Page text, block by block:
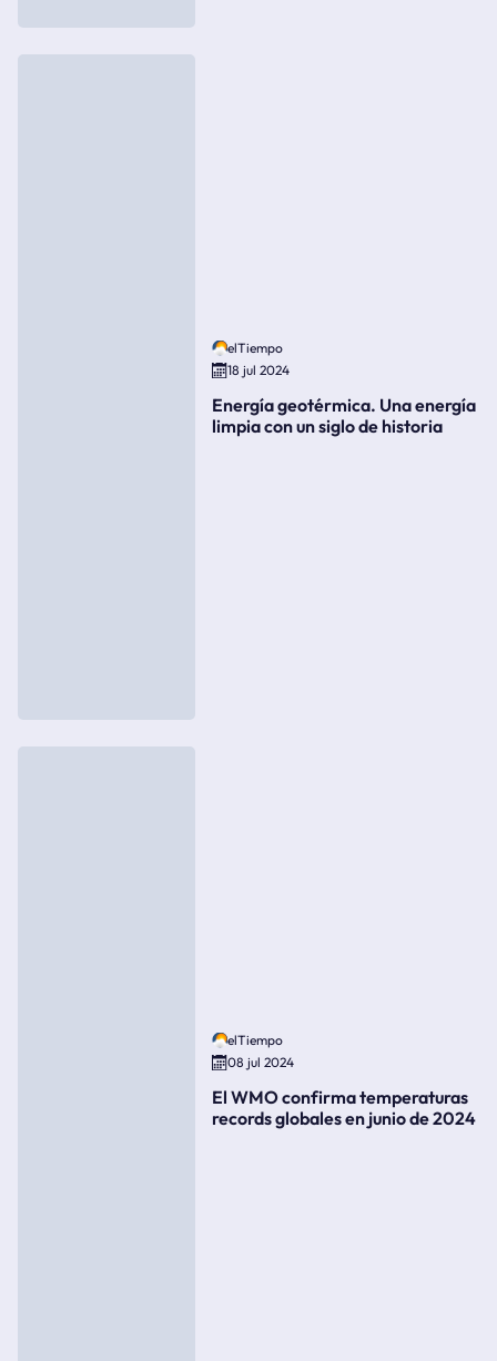
elTiempo
18 jul 2024
Energía geotérmica. Una energía
limpia con un siglo de historia
elTiempo
08 jul 2024
El WMO confirma temperaturas
records globales en junio de 2024